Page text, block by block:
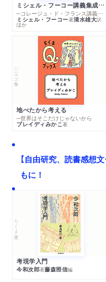
ミシェル・フーコー講義集成１０ 主体性と真理
─コレージュ・ド・フランス講義１９８０－１９８１年度
ミシェル・フーコー著清水雄大訳
ほか
シリーズ・全集
地べたから考える
─世界はそこだけじゃないから
ブレイディみかこ著
【自由研究、読書感想
もに！
ちくま文庫
考現学入門
今和次郎著藤森照信編